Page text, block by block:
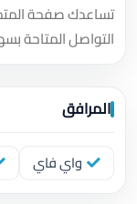
تساعدك صفحة
التواصل المتاحة
المرافق
واي فاي